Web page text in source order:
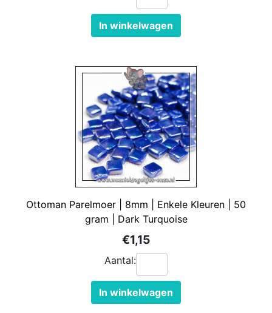
In winkelwagen
Ottoman Parelmoer | 8mm | Enkele Kleuren | 50
gram | Dark Turquoise
€1,15
Aantal:
In winkelwagen